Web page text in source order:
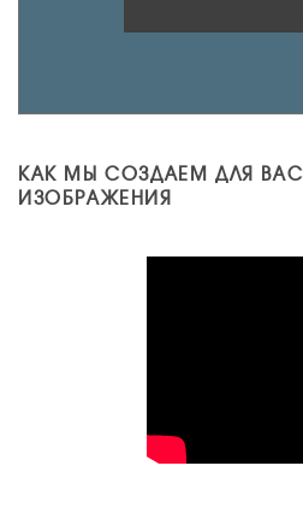
КАК МЫ СОЗДАЕМ ДЛЯ ВАС
ИЗОБРАЖЕНИЯ